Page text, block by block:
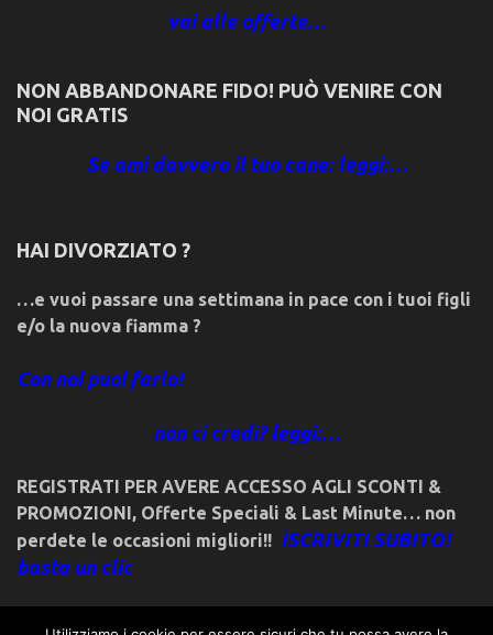
vai alle offerte…
NON ABBANDONARE FIDO! PUÒ VENIRE CON
NOI GRATIS
Se ami davvero il tuo cane: leggi:…
HAI DIVORZIATO ?
…e vuoi passare una settimana in pace con i tuoi figli
e/o la nuova fiamma ?
Con noi puoi farlo!
non ci credi? leggi:…
REGISTRATI PER AVERE ACCESSO AGLI SCONTI &
PROMOZIONI, Offerte Speciali & Last Minute… non
perdete le occasioni migliori!! ISCRIVITI SUBITO!
basta un clic